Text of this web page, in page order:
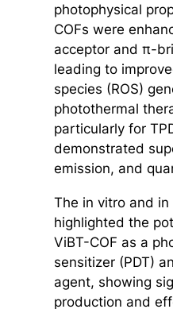
photophysical
COFs were
acceptor and π-
leading to
species (ROS)
photothermal
particularly for
demonstrated
emission, and
The in vitro and
highlighted the
ViBT-COF as a
sensitizer (PDT)
agent, showing
production and